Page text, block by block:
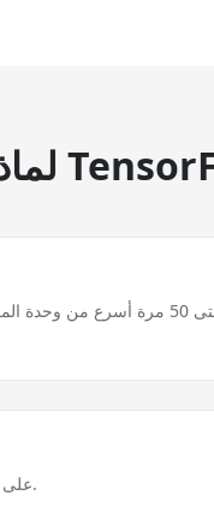
رصد التدريب مع TensorBoard على خادومك الخاص.